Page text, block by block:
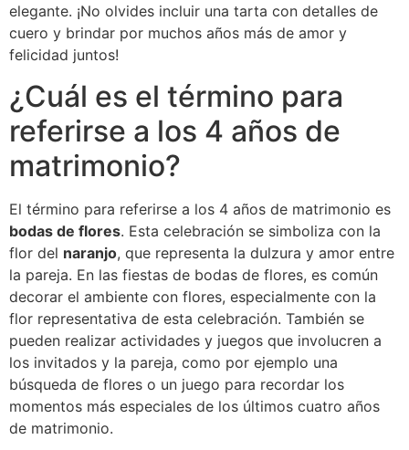
elegante. ¡No olvides incluir una tarta con detalles de
cuero y brindar por muchos años más de amor y
felicidad juntos!
¿Cuál es el término para
referirse a los 4 años de
matrimonio?
El término para referirse a los 4 años de matrimonio es
bodas de flores. Esta celebración se simboliza con la
flor del naranjo, que representa la dulzura y amor entre
la pareja. En las fiestas de bodas de flores, es común
decorar el ambiente con flores, especialmente con la
flor representativa de esta celebración. También se
pueden realizar actividades y juegos que involucren a
los invitados y la pareja, como por ejemplo una
búsqueda de flores o un juego para recordar los
momentos más especiales de los últimos cuatro años
de matrimonio.